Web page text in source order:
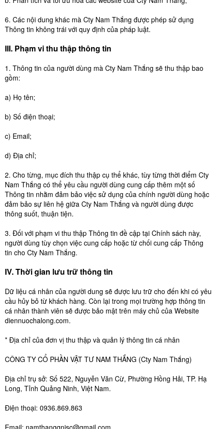
6. Các nội dung khác mà Cty Nam Thắng được phép sử dụng
Thông tin không trái với quy định của pháp luật.
III. Phạm vi thu thập thông tin
1. Thông tin của người dùng mà Cty Nam Thắng sẽ thu thập bao
gồm:
a) Họ tên;
b) Số điện thoại;
c) Email;
d) Địa chỉ;
2. Cho từng, mục đích thu thập cụ thể khác, tùy từng thời điểm Cty
Nam Thắng có thể yêu cầu người dùng cung cấp thêm một số
Thông tin nhằm đảm bảo việc sử dụng của chính người dùng hoặc
đảm bảo sự liên hệ giữa Cty Nam Thắng và người dùng được
thông suốt, thuận tiện.
3. Đối với phạm vi thu thập Thông tin đề cập tại Chính sách này,
người dùng tùy chọn việc cung cấp hoặc từ chối cung cấp Thông
tin cho Cty Nam Thắng.
IV. Thời gian lưu trữ thông tin
Dữ liệu cá nhân của người dung sẽ được lưu trữ cho đến khi có yêu
cầu hủy bỏ từ khách hàng. Còn lại trong mọi trường hợp thông tin
cá nhân thành viên sẽ được bảo mật trên máy chủ của Website
diennuochalong.com.
* Địa chỉ của đơn vị thu thập và quản lý thông tin cá nhân
CÔNG TY CỔ PHẦN VẬT TƯ NAM THẮNG (Cty Nam Thắng)
Địa chỉ trụ sở: Số 522, Nguyễn Văn Cừ, Phường Hồng Hải, TP. Hạ
Long, Tỉnh Quảng Ninh, Việt Nam.
Điện thoại: 0936.869.863
Email: namthangqnjsc@gmail.com